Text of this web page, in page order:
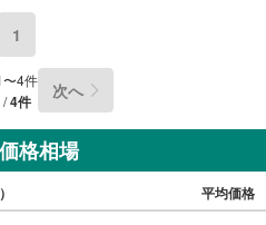
1
〜4件
/4件 次へ
格相場
平均価格